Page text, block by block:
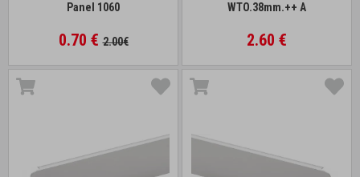
Panel 1060
0.70 €2.00€
WTO.38mm.++ A
2.60 €